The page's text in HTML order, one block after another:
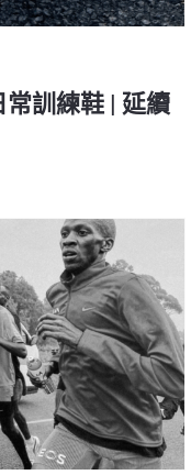
常訓練鞋 | 延續